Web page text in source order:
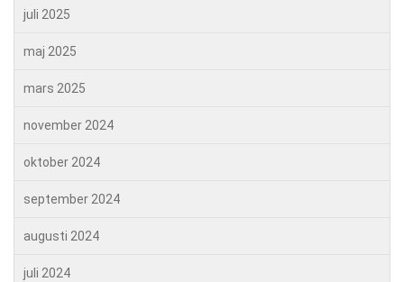
juli 2025
maj 2025
mars 2025
november 2024
oktober 2024
september 2024
augusti 2024
juli 2024